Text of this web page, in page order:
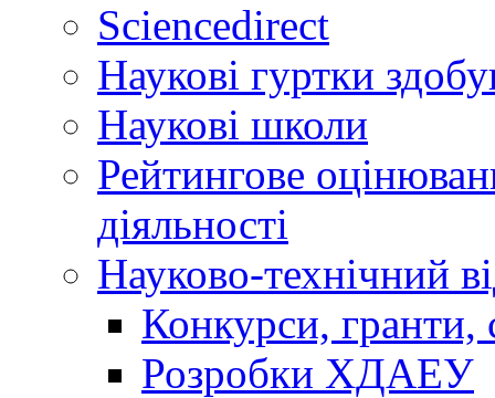
Sciencedirect
Наукові гуртки
Наукові школи
Рейтингове
діяльності
Науково-технічний
Конкурси, гранти,
Розробки ХДАЕУ